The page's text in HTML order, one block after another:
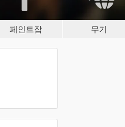
페인트잡 무기